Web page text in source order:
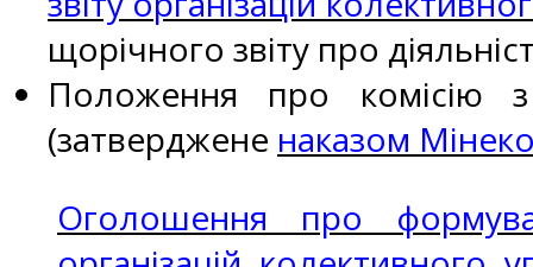
щорічного звіту про
Положення про комісію з
(затверджене наказом
Оголошення про